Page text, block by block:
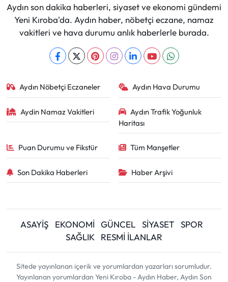
Aydın son dakika haberleri, siyaset ve ekonomi gündemi
Yeni Kıroba'da. Aydın haber, nöbetçi eczane, namaz
vakitleri ve hava durumu anlık haberlerle burada.
Aydın Nöbetçi Eczaneler Aydın Hava Durumu
Aydin Namaz Vakitleri
Aydın Trafik Yoğunluk
Haritası
Puan Durumu ve Fikstür Tüm Manşetler
Son Dakika Haberleri Haber Arşivi
ASAYİŞ EKONOMİ GÜNCEL SİYASET
SPOR
SAĞLIK
RESMİ İLANLAR
Sitede yayınlanan içerik ve yorumlardan yazarları sorumludur.
Yayınlanan yorumlardan Yeni Kıroba - Aydın Haber, Aydın Son